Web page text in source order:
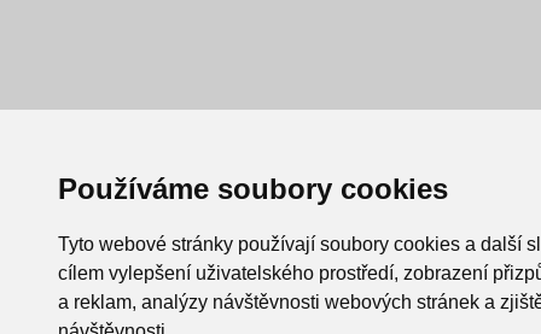
Používáme soubory cookies
Tyto webové stránky používají soubory cookies a další
cílem vylepšení uživatelského prostředí, zobrazení
a reklam, analýzy návštěvnosti webových stránek a